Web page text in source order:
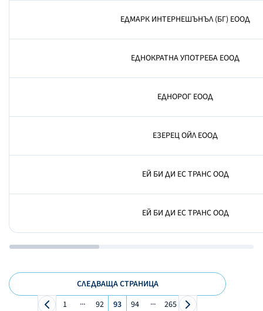
ЕДМАРК ИНТЕРНЕШЪНЪЛ (БГ) ЕООД
ЕДНОКРАТНА УПОТРЕБА ЕООД
ЕДНОРОГ ЕООД
ЕЗЕРЕЦ ОЙЛ ЕООД
ЕЙ БИ ДИ ЕС ТРАНС ООД
ЕЙ БИ ДИ ЕС ТРАНС ООД
СЛЕДВАЩА СТРАНИЦА
1
... 92 93 94 ... 265